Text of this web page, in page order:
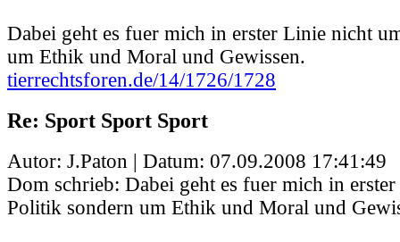
Dabei geht es fuer mich in erster Linie nicht
um Ethik und Moral und Gewissen.
tierrechtsforen.de/14/1726/1728
Re: Sport Sport Sport
Autor: J.Paton | Datum: 07.09.2008 17:41:49
Dom schrieb: Dabei geht es fuer mich in
Politik sondern um Ethik und Moral und